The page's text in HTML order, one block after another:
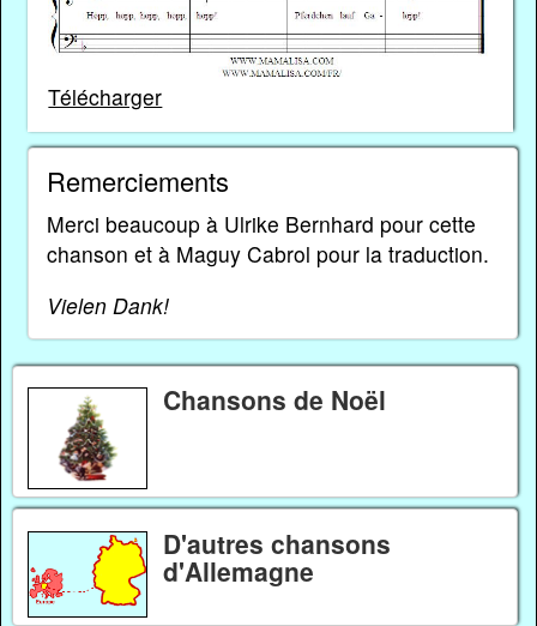
Télécharger
Remerciements
Merci beaucoup à Ulrike Bernhard pour cette
chanson et à Maguy Cabrol pour la traduction.
Vielen Dank!
Chansons de Noël
D'autres chansons
d'Allemagne